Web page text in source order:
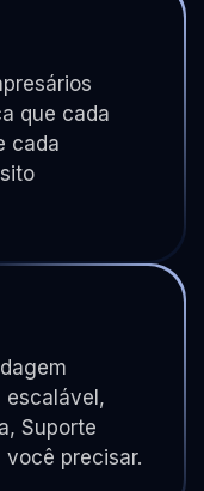
que cada
cada
escalável,
Suporte
precisar.